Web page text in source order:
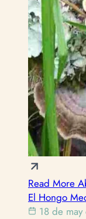
Read More
El Hongo
18 de